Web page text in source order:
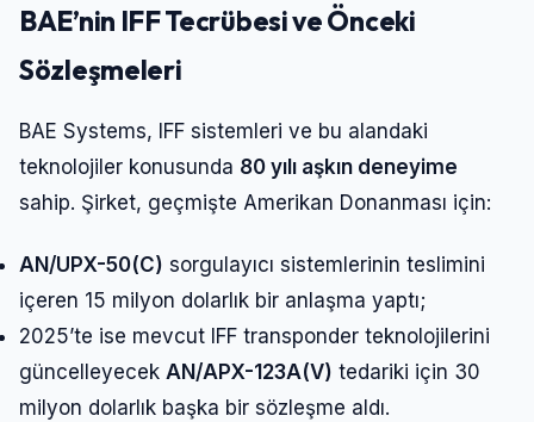
BAE’nin IFF Tecrübesi ve Önceki
Sözleşmeleri
BAE Systems, IFF sistemleri ve bu alandaki
teknolojiler konusunda 80 yılı aşkın deneyime
sahip. Şirket, geçmişte Amerikan Donanması için:
AN/UPX-50(C) sorgulayıcı sistemlerinin teslimini
içeren 15 milyon dolarlık bir anlaşma yaptı;
2025’te ise mevcut IFF transponder teknolojilerini
güncelleyecek AN/APX-123A(V) tedariki için 30
milyon dolarlık başka bir sözleşme aldı.